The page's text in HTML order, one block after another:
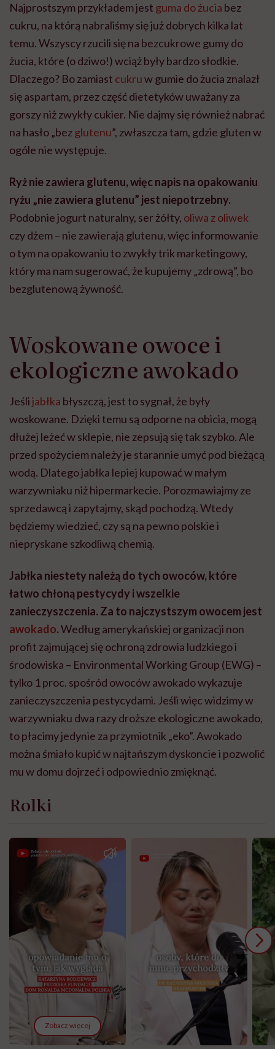
Najprostszym przykładem jest guma do żucia bez
cukru, na którą nabraliśmy się już dobrych kilka lat
temu. Wszyscy rzucili się na bezcukrowe gumy do
żucia, które (o dziwo!) wciąż były bardzo słodkie.
Dlaczego? Bo zamiast cukruw gumie do żucia znalazł
się aspartam, przez część dietetyków uważany za
gorszy niż zwykły cukier. Nie dajmy się również nabrać
na hasło „bezglutenu”, zwłaszcza tam, gdzie gluten w
ogóle nie występuje.
Ryż nie zawiera glutenu, więc napis na opakowaniu
ryżu „nie zawiera glutenu” jest niepotrzebny.
Podobnie jogurt naturalny, ser żółty, oliwa z oliwek
czy dżem – nie zawierają glutenu, więc informowanie
o tym na opakowaniu to zwykły trik marketingowy,
który ma nam sugerować, że kupujemy „zdrową”, bo
bezglutenową żywność.
Woskowane owoce i
ekologiczne awokado
Jeślijabłka błyszczą, jest to sygnał, że były
woskowane. Dzięki temu są odporne na obicia, mogą
dłużej leżeć w sklepie, nie zepsują się tak szybko. Ale
przed spożyciem należy je starannie umyć pod bieżącą
wodą. Dlatego jabłka lepiej kupować w małym
warzywniaku niż hipermarkecie. Porozmawiajmy ze
sprzedawcą i zapytajmy, skąd pochodzą. Wtedy
będziemy wiedzieć, czy są na pewno polskie i
niepryskane szkodliwą chemią.
Jabłka niestety należą do tych owoców, które
łatwo chłoną pestycydy i wszelkie
zanieczyszczenia. Za to najczystszym owocem jest
awokado.Według amerykańskiej organizacji non
profit zajmującej się ochroną zdrowia ludzkiego i
środowiska ­– Environmental Working Group (EWG) –
tylko 1 proc. spośród owoców awokado wykazuje
zanieczyszczenia pestycydami. Jeśli więc widzimy w
warzywniaku dwa razy droższe ekologiczne awokado,
to płacimy jedynie za przymiotnik „eko”. Awokado
można śmiało kupić w najtańszym dyskoncie i pozwolić
mu w domu dojrzeć i odpowiednio zmięknąć.
Rolki
Zobacz więcej